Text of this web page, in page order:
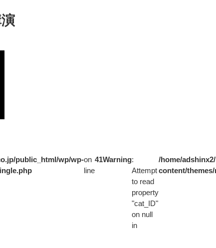
public_html/wp/wp-on
line
41Warning:
Attempt
to read
property
"cat_ID"
on null
in
/home/
content/